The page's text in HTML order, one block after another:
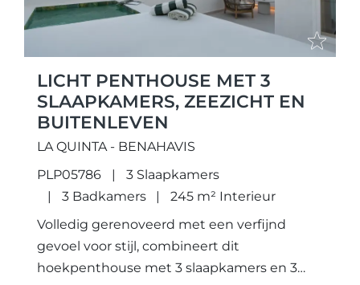
LICHT PENTHOUSE MET 3
SLAAPKAMERS, ZEEZICHT EN
BUITENLEVEN
LA QUINTA - BENAHAVIS
PLP05786
3 Slaapkamers
3 Badkamers
245 m² Interieur
Volledig gerenoveerd met een verfijnd
gevoel voor stijl, combineert dit
hoekpenthouse met 3 slaapkamers en 3